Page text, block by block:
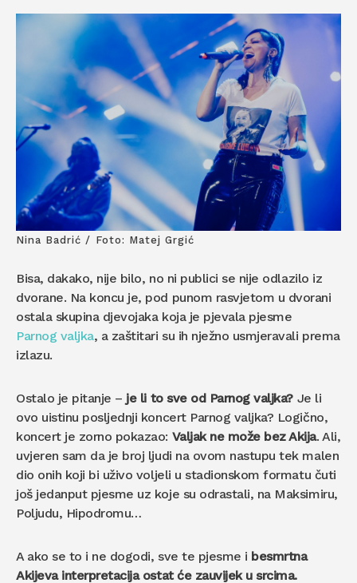
Nina Badrić / Foto: Matej Grgić
Bisa, dakako, nije bilo, no ni publici se nije odlazilo iz
dvorane. Na koncu je, pod punom rasvjetom u dvorani
ostala skupina djevojaka koja je pjevala pjesme
Parnog valjka, a zaštitari su ih nježno usmjeravali prema
izlazu.
Ostalo je pitanje – je li to sve od Parnog valjka? Je li
ovo uistinu posljednji koncert Parnog valjka? Logično,
koncert je zorno pokazao: Valjak ne može bez Akija. Ali,
uvjeren sam da je broj ljudi na ovom nastupu tek malen
dio onih koji bi uživo voljeli u stadionskom formatu čuti
još jedanput pjesme uz koje su odrastali, na Maksimiru,
Poljudu, Hipodromu…
A ako se to i ne dogodi, sve te pjesme i besmrtna
Akijeva interpretacija ostat će zauvijek u srcima.